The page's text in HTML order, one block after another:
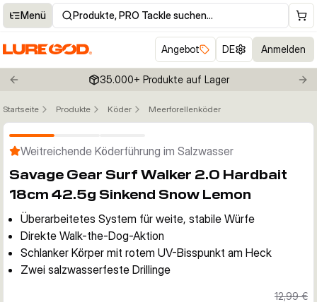
Menü Produkte, PRO Tackle suchen…
Angebot DE Anmelden
Previous slide 35.000+ Produkte auf Lager
Startseite Produkte Köder Meerforellenköder
Klicken um Zoom zu aktivieren
Weitreichende Köderführung im Salzwasser
Savage Gear Surf Walker 2.0 Hardbait
18cm 42.5g Sinkend Snow Lemon
Überarbeitetes System für weite, stabile Würfe
Direkte Walk-the-Dog-Aktion
Schlanker Körper mit rotem UV-Bisspunkt am Heck
Zwei salzwasserfeste Drillinge
12,99 €